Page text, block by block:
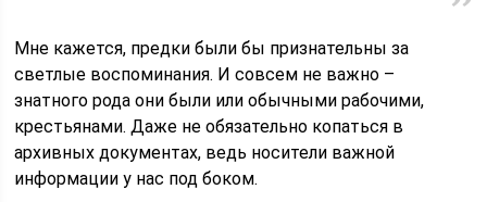
Мне кажется, предки были бы признательны за
светлые воспоминания. И совсем не важно –
знатного рода они были или обычными рабочими,
крестьянами. Даже не обязательно копаться в
архивных документах, ведь носители важной
информации у нас под боком.